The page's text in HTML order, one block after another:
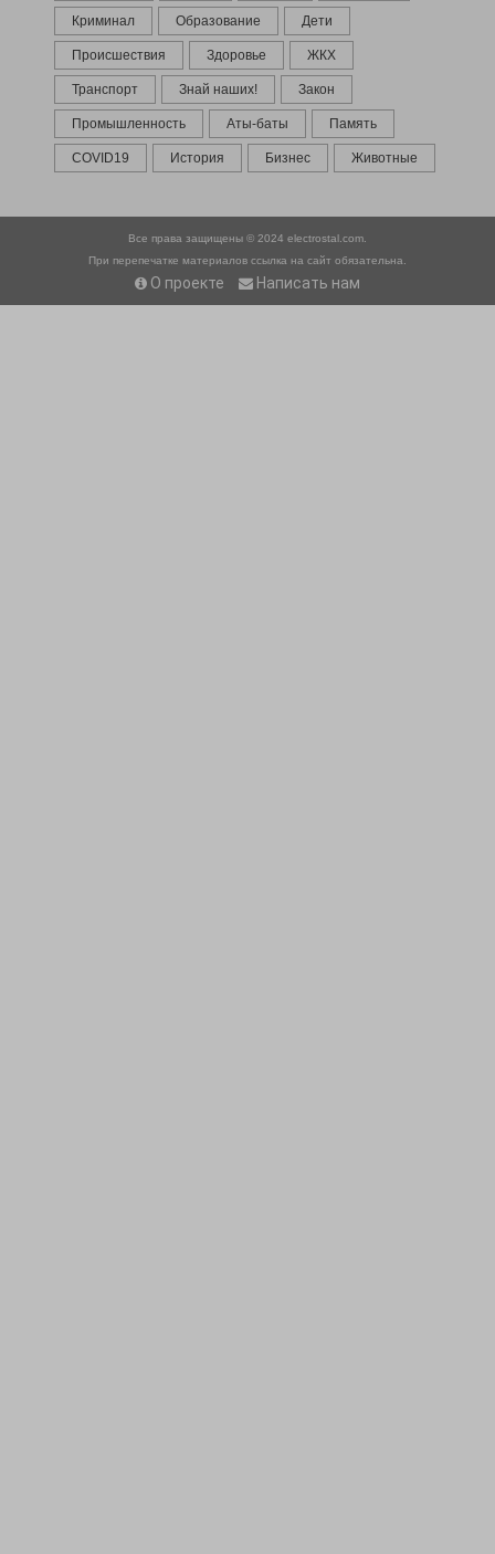
Криминал Образование Дети
Происшествия Здоровье ЖКХ
Транспорт Знай наших! Закон
Промышленность Аты-баты Память
COVID19 История Бизнес Животные
Все права защищены © 2024 electrostal.com.
При перепечатке материалов ссылка на сайт обязательна.
О проекте Написать нам